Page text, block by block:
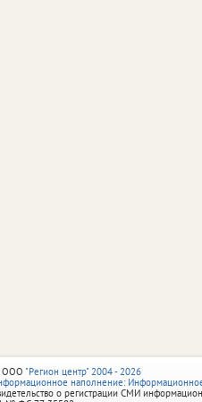
"Регион центр" 2004 - 2026
наполнение: Информационное
о регистрации СМИ